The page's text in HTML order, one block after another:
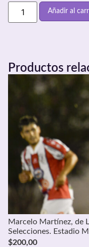
Añadir al
Productos
Marcelo Martínez, de
Selecciones. Estadio
$200,00